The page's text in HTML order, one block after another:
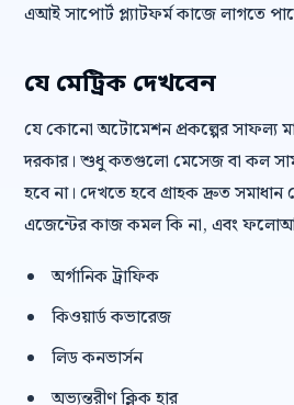
এআই সাপোর্ট প্ল্যাটফর্ম কাজে লাগতে
যে মেট্রিক দেখবেন
যে কোনো অটোমেশন প্রকল্পের সাফল্য
দরকার। শুধু কতগুলো মেসেজ বা কল
হবে না। দেখতে হবে গ্রাহক দ্রুত
এজেন্টের কাজ কমল কি না, এবং
অর্গানিক ট্রাফিক
কিওয়ার্ড কভারেজ
লিড কনভার্সন
অভ্যন্তরীণ ক্লিক হার